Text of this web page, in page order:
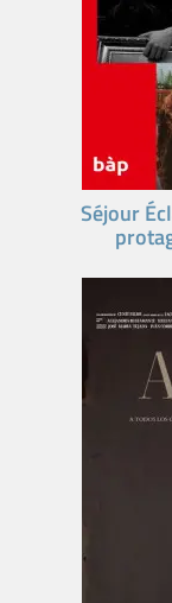
Séjour